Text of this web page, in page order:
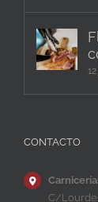
CONTACTO
C/